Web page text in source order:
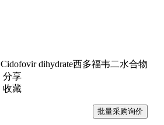
Cidofovir dihydrate西多福韦二水合物
分享
收藏
批量采购询价